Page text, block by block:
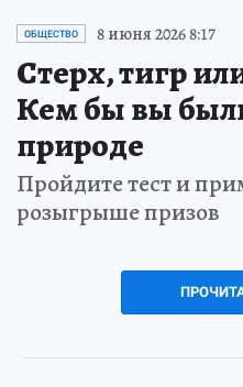
ОБЩЕСТВО 8 июня 2026 8:17
Стерх, тигр
Кем бы вы
природе
Пройдите тест и
розыгрыше призов